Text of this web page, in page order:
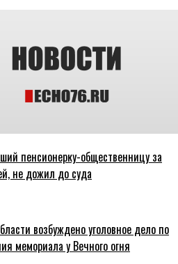
пенсионерку-общественницу за
не дожил до суда
возбуждено уголовное дело по
мемориала у Вечного огня